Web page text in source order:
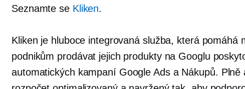
Seznamte se Kliken.
Kliken je hluboce integrovaná služba, která pomáhá
podnikům prodávat jejich produkty na Googlu
automatických kampaní Google Ads a Nákupů. Plně